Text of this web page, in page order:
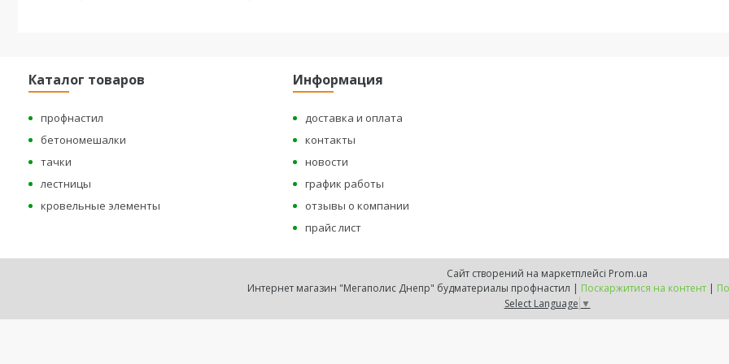
Каталог товаров
профнастил
бетономешалки
тачки
лестницы
кровельные элементы
Информация
доставка и оплата
контакты
новости
график работы
отзывы о компании
прайс лист
Сайт створений на маркетплейсі Prom.ua
Интернет магазин "Мегаполис Днепр" будматериалы профнастил | Поскаржитися на контент |
Select Language ▼